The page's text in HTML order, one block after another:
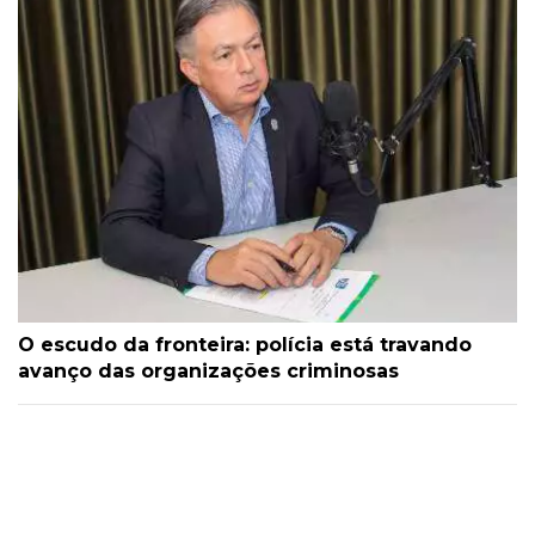
O escudo da fronteira: polícia está travando
avanço das organizações criminosas